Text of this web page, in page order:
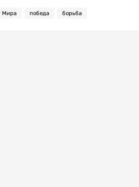
Мира победа борьба